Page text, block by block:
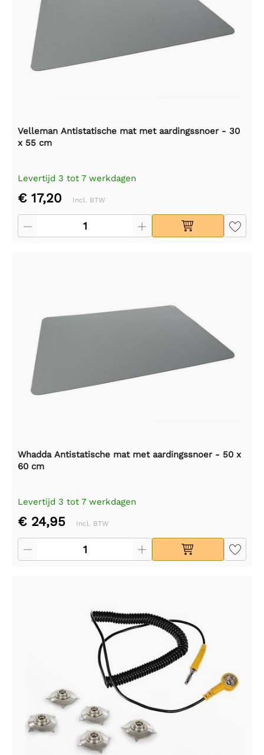
Velleman Antistatische mat met aardingssnoer - 30
x 55 cm
Levertijd 3 tot 7 werkdagen
€ 17,20 Incl. BTW
Whadda Antistatische mat met aardingssnoer - 50 x
60 cm
Levertijd 3 tot 7 werkdagen
€ 24,95 Incl. BTW